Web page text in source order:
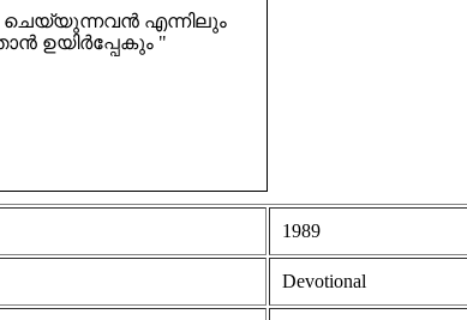
ചെയ്യുന്നവൻ എന്നിലും
ഉയിർപ്പേകും "
1989
Devotional